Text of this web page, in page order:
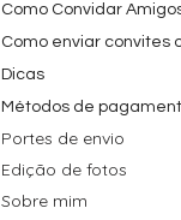
Como Convidar
Como enviar convites
Dicas
Métodos de
Portes de envio
Edição de fotos
Sobre mim